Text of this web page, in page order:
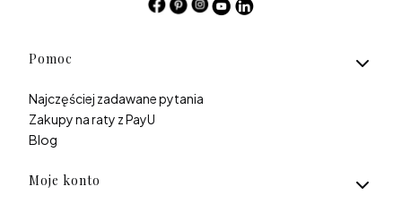
Linki w stopce
Pomoc
Najczęściej zadawane pytania
Zakupy na raty z PayU
Blog
Moje konto